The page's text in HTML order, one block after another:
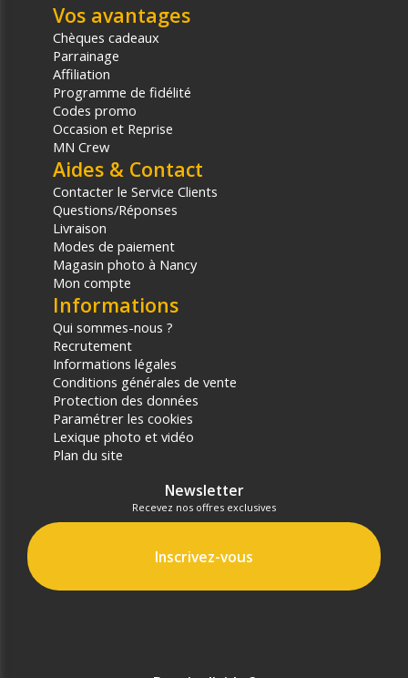
Vos avantages
Chèques cadeaux
Parrainage
Affiliation
Programme de fidélité
Codes promo
Occasion et Reprise
MN Crew
Aides & Contact
Contacter le Service Clients
Questions/Réponses
Livraison
Modes de paiement
Magasin photo à Nancy
Mon compte
Informations
Qui sommes-nous ?
Recrutement
Informations légales
Conditions générales de vente
Protection des données
Paramétrer les cookies
Lexique photo et vidéo
Plan du site
Newsletter
Recevez nos offres exclusives
Inscrivez-vous